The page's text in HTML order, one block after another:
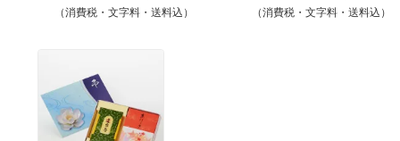
ド
報
マ
ニ
（消費税・文字料・送料込） （消費税・文字料・送料込）